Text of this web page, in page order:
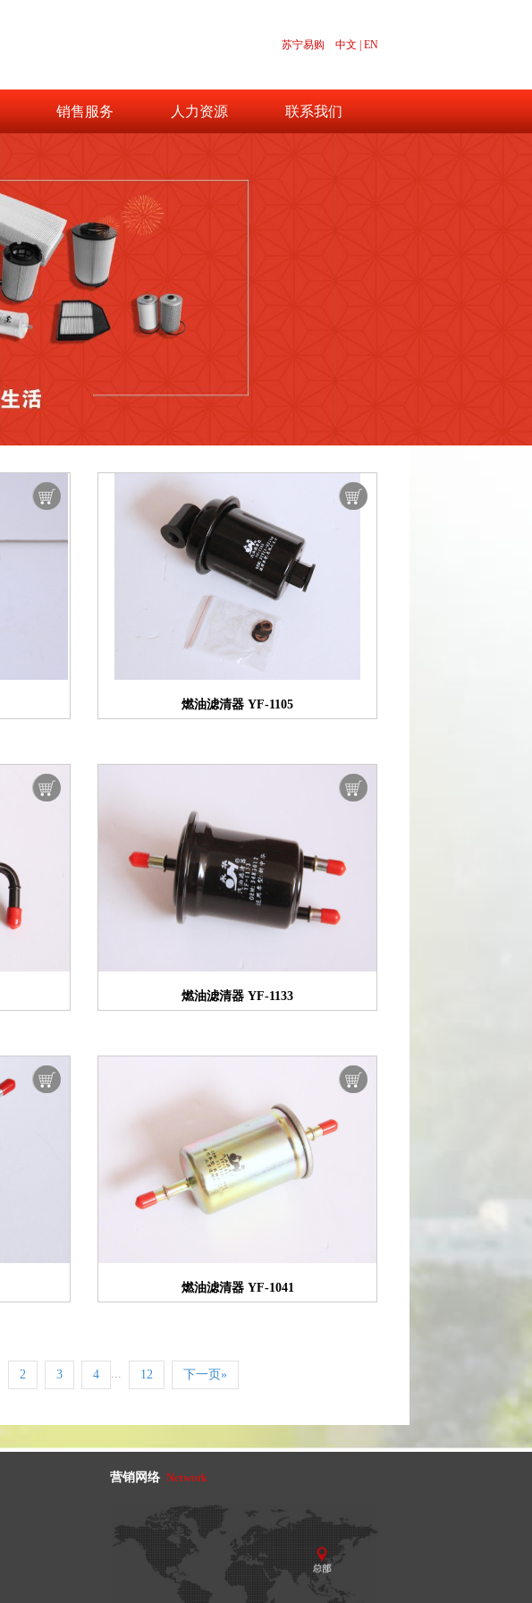
苏宁易购 中文 EN
销售服务 人力资源 联系我们
燃油滤清器 YF-1105
燃油滤清器 YF-1133
燃油滤清器 YF-1041
2 3 4 ... 12 下一页»
营销网络 Network